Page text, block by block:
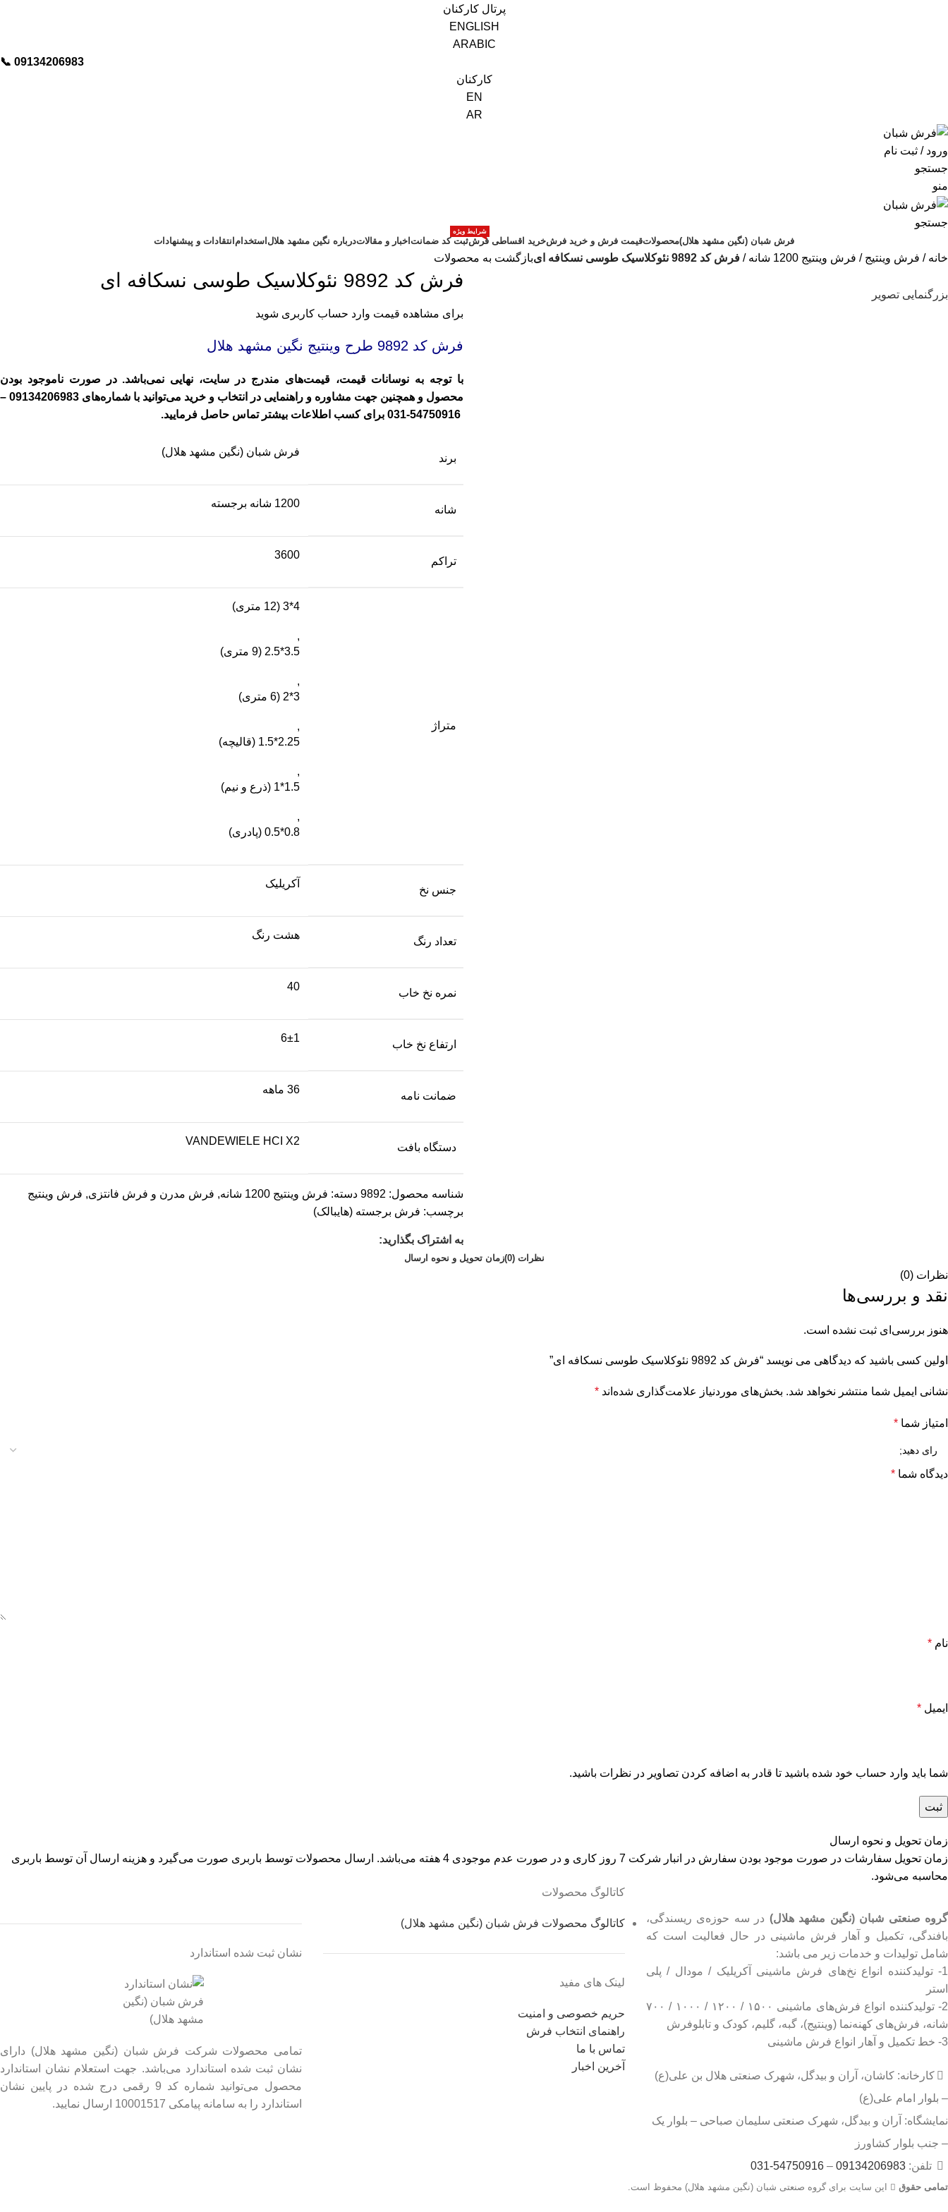
پرتال کارکنان
ENGLISH
ARABIC
📞︁ 09134206983
کارکنان
EN
AR
ورود / ثبت نام
جستجو
منو
جستجو
فرش شبان (نگین مشهد هلال)محصولاتقیمت فرش و خرید فرشخرید اقساطی فرش
شرایط ویژه
ثبت کد ضمانتاخبار و مقالاتدرباره نگین مشهد هلالاستخدامانتقادات و پیشنهادات
خانه فرش وینتیج فرش وینتیج 1200 شانه فرش کد 9892 نئوکلاسیک طوسی نسکافه ای بازگشت به محصولات
بزرگنمایی تصویر
فرش کد 9892 نئوکلاسیک طوسی نسکافه ای
برای مشاهده قیمت وارد حساب کاربری شوید
فرش کد 9892 طرح وینتیج نگین مشهد هلال
با توجه به نوسانات قیمت، قیمت‌های مندرج در سایت، نهایی نمی‌باشد. در صورت ناموجود بودن
محصول و همچنین جهت مشاوره و راهنمایی در انتخاب و خرید می‌توانید با شماره‌های 09134206983
–
54750916-031
برای کسب اطلاعات بیشتر تماس حاصل فرمایید.
برند
فرش شبان (نگین مشهد هلال)
شانه
1200 شانه برجسته
تراکم
3600
متراژ
4*3 (12 متری)
,
3.5*2.5 (9 متری)
,
3*2 (6 متری)
,
2.25*1.5 (قالیچه)
,
1.5*1 (ذرع و نیم)
,
0.8*0.5 (پادری)
جنس نخ
آکریلیک
تعداد رنگ
هشت رنگ
نمره نخ خاب
40
ارتفاع نخ خاب
6±1
ضمانت نامه
36 ماهه
دستگاه بافت
VANDEWIELE HCI X2
شناسه محصول: 9892 دسته: فرش وینتیج 1200 شانه , فرش مدرن و فرش فانتزی, فرش وینتیج
برچسب: فرش برجسته (هایبالک)
به اشتراک بگذارید:
نظرات (0) زمان تحویل و نحوه ارسال
نظرات (0)
نقد و بررسی‌ها
هنوز بررسی‌ای ثبت نشده است.
اولین کسی باشید که دیدگاهی می نویسد “فرش کد 9892 نئوکلاسیک طوسی نسکافه ای”
نشانی ایمیل شما منتشر نخواهد شد. بخش‌های موردنیاز علامت‌گذاری شده‌اند *
امتیاز شما *
دیدگاه شما *
نام *
ایمیل *
شما باید وارد حساب خود شده باشید تا قادر به اضافه کردن تصاویر در نظرات باشید.
زمان تحویل و نحوه ارسال
زمان تحویل سفارشات در صورت موجود بودن سفارش در انبار شرکت 7 روز کاری و در صورت عدم موجودی 4 هفته می‌باشد. ارسال محصولات توسط باربری صورت می‌گیرد و هزینه ارسال آن توسط باربری
محاسبه می‌شود.
گروه صنعتی شبان (نگین مشهد هلال) در سه حوزه‌ی ریسندگی،
بافندگی، تکمیل و آهار فرش ماشینی در حال فعالیت است که
شامل تولیدات و خدمات زیر می باشد:
1- تولیدکننده انواع نخ‌های فرش ماشینی آکریلیک / مودال / پلی
استر
2- تولیدکننده انواع فرش‌های ماشینی ۱۵۰۰ / ۱۲۰۰ / ۱۰۰۰ / ۷۰۰
شانه، فرش‌های کهنه‌نما (وینتیج)، گبه، گلیم، کودک و تابلوفرش
3- خط تکمیل و آهار انواع فرش ماشینی
کارخانه: کاشان، آران و بیدگل، شهرک صنعتی هلال بن علی(ع)
– بلوار امام علی(ع)
نمایشگاه: آران و بیدگل، شهرک صنعتی سلیمان صباحی – بلوار یک
– جنب بلوار کشاورز
تلفن: 09134206983
–
54750916-031
کاتالوگ محصولات
کاتالوگ محصولات فرش شبان (نگین مشهد هلال)
لینک های مفید
حریم خصوصی و امنیت
راهنمای انتخاب فرش
تماس با ما
آخرین اخبار
نشان ثبت شده استاندارد
تمامی محصولات شرکت فرش شبان (نگین مشهد هلال) دارای
نشان ثبت شده استاندارد می‌باشد. جهت استعلام نشان استاندارد
محصول می‌توانید شماره کد 9 رقمی درج شده در پایین نشان
استاندارد را به سامانه پیامکی 10001517 ارسال نمایید.
تمامی حقوق این سایت برای گروه صنعتی شبان (نگین مشهد هلال) محفوظ است.